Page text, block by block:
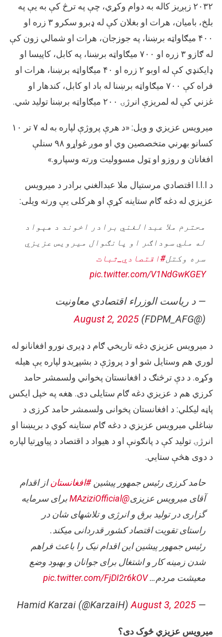
۲۰۳۲ زېږیز کاله به دوام وکړي، چې په ترڅ کې به یې په
بلخ، بامیان، هرات او بغلان کې له ډبرو سکرو ۳ زره او
۴۰۰ میګاواټه برښنا، په جوزجان، هرات او شمالي زون کې
له ګازو ۳ زره او ۷۰۰ میګاواټه برښنا، په کابل، کاپيسا او
ډایکنډي کې له اوبو ۲ زره او ۴۰ میګاواټه برښنا، هرات او
فراه کې ۷۰۰ میګاواټه برښنا له باد او کابل، کندهار او
غزني کې له لمریزې انرژۍ ۲۰۰ میګاواټه برښنا تولید شي.
میرویس عزیزي و ویل: «د هرې پروژې لپاره به له ۷ تر ۱۰
کسانو بهرني متخصصین وي او موږ غواړو ۹۸ سنلې
افغانان و روزو او ټول مسوولیت ورته وسپارو.»
د ا.ا.ا اقتصادي مرستیال ملا عبدالغني برادر د میرویس
عزیزي له دغه ګام ستاینه کړې او هرکلی یې ورته ویلی:
محترم ملا عبدالغني برادر اخوند د هېواد
له ملي سوداګر او پانګوال میرویس عزیزي
سره وکتل#اقتصادي_ثبات
pic.twitter.com/V1NdGwKGEY
— د ریاست الوزراء اقتصادي معاونیت
(@FDPM_AFG)
August 2, 2025
د میرویس عزیزي دغه تاریخي ګام د ډیری نورو افغانانو له
لوري هم وستایل شو او د پروژې د بشپړیدو لپاره یې هیله
وکړه. د دې ترڅنګ د افغانستان پخواني ولسمشر حامد
کرزي هم د عزیزي دغه ګام ستایلی دی. هغه په خپل ایکس
پاڼه لیکلي: د افغانستان پخوانی ولسمشر حامد کرزی د
ښاغلي میرویس عزیزي د دغه ګام ستاینه کوي د بریښنا او
انرژۍ تولید کې د پانګونې او د هیواد د اقتصاد د پیاوړتیا لپاره
د دوی هڅې ستایي.
حامد کرزی رئیس جمهور پیشین#افغانستاناز اقدام
آقای میرویس عزیزی@MAziziOfficial
برای سرمایه
گزاری در تولید برق و انرژی و تلاشهای شان در
راستای تقویت اقتصاد کشور قدردانی میکند.
رئیس جمهور پیشین این اقدام نیک را باعث فراهم
شدن زمینه کار و اشتغال برای جوانان و بهبود وضع
معیشت مردم…pic.twitter.com/FjDI2r6kOV
— Hamid Karzai (@KarzaiH)
August 3, 2025
میرویس عزیزي څوک دی؟